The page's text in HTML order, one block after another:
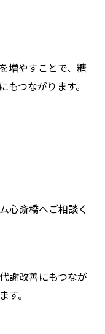
増やすことで、糖
つながります。
心斎橋へご相談く
謝改善にもつなが
。